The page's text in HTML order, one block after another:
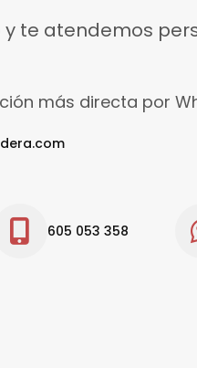
y te atendemos
más directa por
605 053 358